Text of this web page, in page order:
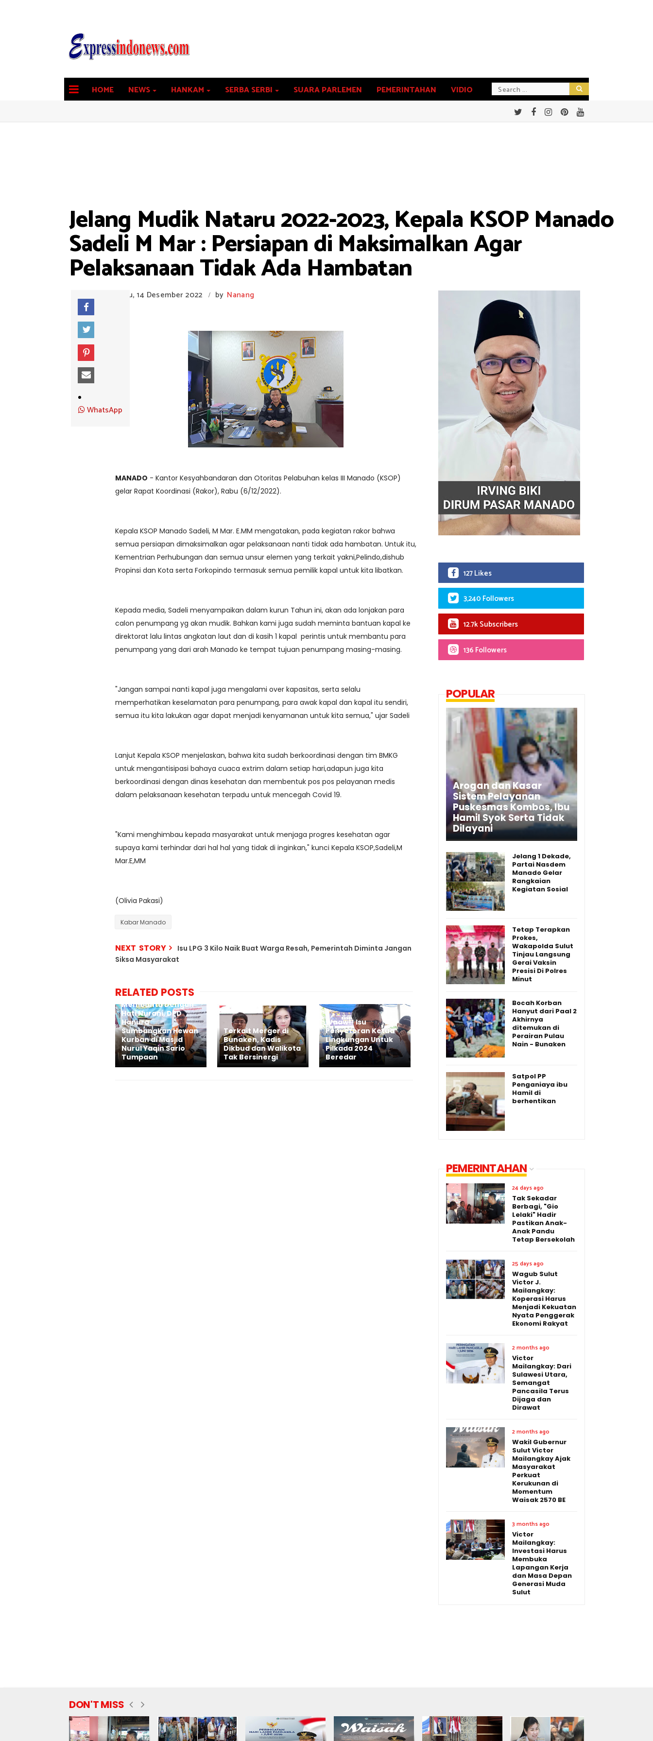
HOME NEWS HANKAM SERBA SERBI SUARA PARLEMEN PEMERINTAHAN VIDIO
Jelang Mudik Nataru 2022-2023, Kepala KSOP Manado
Sadeli M Mar : Persiapan di Maksimalkan Agar
Pelaksanaan Tidak Ada Hambatan
Rabu, 14 Desember 2022 / by Nanang
WhatsApp
MANADO - Kantor Kesyahbandaran dan Otoritas Pelabuhan kelas III Manado (KSOP)
gelar Rapat Koordinasi (Rakor), Rabu (6/12/2022).
Kepala KSOP Manado Sadeli, M Mar. E.MM mengatakan, pada kegiatan rakor bahwa
semua persiapan dimaksimalkan agar pelaksanaan nanti tidak ada hambatan. Untuk itu,
Kementrian Perhubungan dan semua unsur elemen yang terkait yakni,Pelindo,dishub
Propinsi dan Kota serta Forkopindo termasuk semua pemilik kapal untuk kita libatkan.
Kepada media, Sadeli menyampaikan dalam kurun Tahun ini, akan ada lonjakan para
calon penumpang yg akan mudik. Bahkan kami juga sudah meminta bantuan kapal ke
direktorat lalu lintas angkatan laut dan di kasih 1 kapal perintis untuk membantu para
penumpang yang dari arah Manado ke tempat tujuan penumpang masing-masing.
"Jangan sampai nanti kapal juga mengalami over kapasitas, serta selalu
memperhatikan keselamatan para penumpang, para awak kapal dan kapal itu sendiri,
semua itu kita lakukan agar dapat menjadi kenyamanan untuk kita semua," ujar Sadeli
Lanjut Kepala KSOP menjelaskan, bahwa kita sudah berkoordinasi dengan tim BMKG
untuk mengantisipasi bahaya cuaca extrim dalam setiap hari,adapun juga kita
berkoordinasi dengan dinas kesehatan dan membentuk pos pos pelayanan medis
dalam pelaksanaan kesehatan terpadu untuk mencegah Covid 19.
"Kami menghimbau kepada masyarakat untuk menjaga progres kesehatan agar
supaya kami terhindar dari hal hal yang tidak di inginkan," kunci Kepala KSOP,Sadeli,M
Mar.E,MM
(Olivia Pakasi)
Kabar Manado
NEXT STORY
Isu LPG 3 Kilo Naik Buat Warga Resah, Pemerintah Diminta Jangan
Siksa Masyarakat
RELATED POSTS
Membantu Dengan
Hati Nurani, DPD
Hanura
Sumbangkan Hewan
Kurban di Masjid
Nurul Yaqin Sario
Tumpaan
Terkait Merger di
Bunaken, Kadis
Dikbud dan Walikota
Tak Bersinergi
Waaw!! Isu
Penyetoran Ketua
Lingkungan Untuk
Pilkada 2024
Beredar
127 Likes
3,240 Followers
12.7k Subscribers
136 Followers
POPULAR
Arogan dan Kasar
Sistem Pelayanan
Puskesmas Kombos, Ibu
Hamil Syok Serta Tidak
Dilayani
Jelang 1 Dekade,
Partai Nasdem
Manado Gelar
Rangkaian
Kegiatan Sosial
Tetap Terapkan
Prokes,
Wakapolda Sulut
Tinjau Langsung
Gerai Vaksin
Presisi Di Polres
Minut
Bocah Korban
Hanyut dari Paal 2
Akhirnya
ditemukan di
Perairan Pulau
Nain - Bunaken
Satpol PP
Penganiaya ibu
Hamil di
berhentikan
PEMERINTAHAN
24 days ago
Tak Sekadar
Berbagi, "Gio
Lelaki" Hadir
Pastikan Anak-
Anak Pandu
Tetap Bersekolah
25 days ago
Wagub Sulut
Victor J.
Mailangkay:
Koperasi Harus
Menjadi Kekuatan
Nyata Penggerak
Ekonomi Rakyat
2 months ago
Victor
Mailangkay: Dari
Sulawesi Utara,
Semangat
Pancasila Terus
Dijaga dan
Dirawat
2 months ago
Wakil Gubernur
Sulut Victor
Mailangkay Ajak
Masyarakat
Perkuat
Kerukunan di
Momentum
Waisak 2570 BE
3 months ago
Victor
Mailangkay:
Investasi Harus
Membuka
Lapangan Kerja
dan Masa Depan
Generasi Muda
Sulut
DON'T MISS